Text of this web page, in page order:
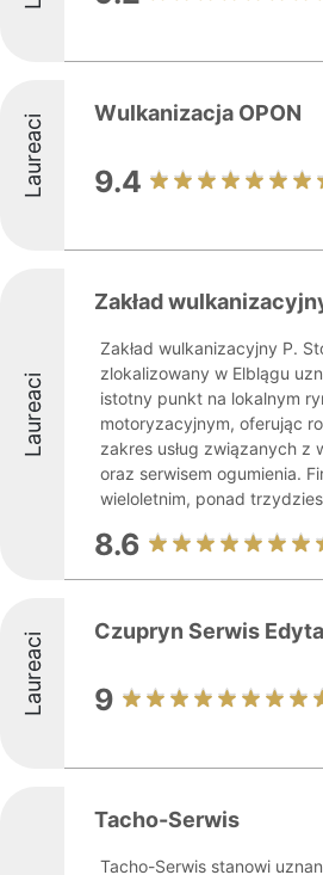
Laureaci Wulkanizacja OPON
9.4
Laureaci
Zakład
Zakład wulkanizacyjny P.
zlokalizowany w Elblągu
istotny punkt na lokalnym
motoryzacyjnym, oferując
zakres usług związanych z
oraz serwisem ogumienia.
wieloletnim, ponad
8.6
Laureaci Czupryn Serwis
9
Tacho-Serwis
Tacho-Serwis stanowi